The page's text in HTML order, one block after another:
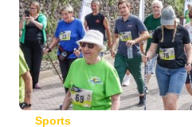
Sports